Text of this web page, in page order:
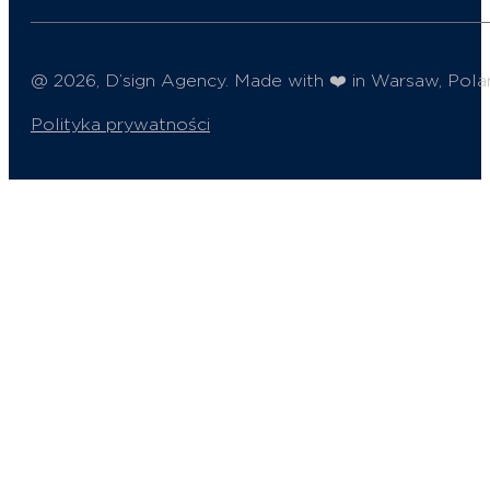
@ 2026, D’sign Agency. Made with ❤️ in Warsaw,
Polityka prywatności